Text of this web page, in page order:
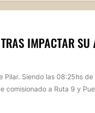
IMPACTAR SU
Pilar. Siendo las 08:25hs de
comisionado a Ruta 9 y